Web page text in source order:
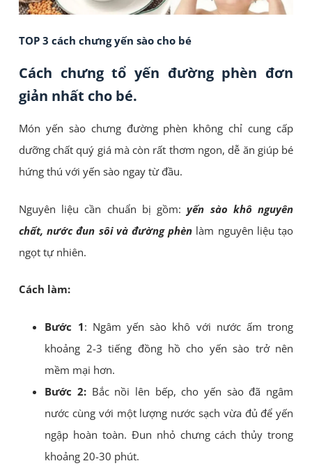
TOP 3 cách chưng yến sào cho bé
Cách chưng tổ yến đường phèn đơn
giản nhất cho bé.
Món yến sào chưng đường phèn không chỉ cung cấp
dưỡng chất quý giá mà còn rất thơm ngon, dễ ăn giúp bé
hứng thú với yến sào ngay từ đầu.
Nguyên liệu cần chuẩn bị gồm:yến sào khô nguyên
chất, nước đun sôi và đường phèn làm nguyên liệu tạo
ngọt tự nhiên.
Cách làm:
Bước 1: Ngâm yến sào khô với nước ấm trong
khoảng 2-3 tiếng đồng hồ cho yến sào trở nên
mềm mại hơn.
Bước 2: Bắc nồi lên bếp, cho yến sào đã ngâm
nước cùng với một lượng nước sạch vừa đủ để yến
ngập hoàn toàn. Đun nhỏ chưng cách thủy trong
khoảng 20-30 phút.